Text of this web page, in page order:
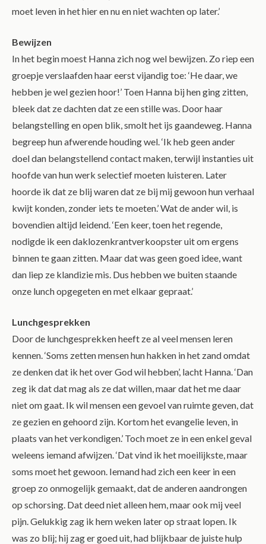
moet leven in het hier en nu en niet wachten op later.’
Bewijzen
In het begin moest Hanna zich nog wel bewijzen. Zo riep een
groepje verslaafden haar eerst vijandig toe: ‘He daar, we
hebben je wel gezien hoor!’ Toen Hanna bij hen ging zitten,
bleek dat ze dachten dat ze een stille was. Door haar
belangstelling en open blik, smolt het ijs gaandeweg. Hanna
begreep hun afwerende houding wel. ‘Ik heb geen ander
doel dan belangstellend contact maken, terwijl instanties uit
hoofde van hun werk selectief moeten luisteren. Later
hoorde ik dat ze blij waren dat ze bij mij gewoon hun verhaal
kwijt konden, zonder iets te moeten.’ Wat de ander wil, is
bovendien altijd leidend. ‘Een keer, toen het regende,
nodigde ik een daklozenkrantverkoopster uit om ergens
binnen te gaan zitten. Maar dat was geen goed idee, want
dan liep ze klandizie mis. Dus hebben we buiten staande
onze lunch opgegeten en met elkaar gepraat.’
Lunchgesprekken
Door de lunchgesprekken heeft ze al veel mensen leren
kennen. ‘Soms zetten mensen hun hakken in het zand omdat
ze denken dat ik het over God wil hebben’, lacht Hanna. ‘Dan
zeg ik dat dat mag als ze dat willen, maar dat het me daar
niet om gaat. Ik wil mensen een gevoel van ruimte geven, dat
ze gezien en gehoord zijn. Kortom het evangelie leven, in
plaats van het verkondigen.’ Toch moet ze in een enkel geval
weleens iemand afwijzen. ‘Dat vind ik het moeilijkste, maar
soms moet het gewoon. Iemand had zich een keer in een
groep zo onmogelijk gemaakt, dat de anderen aandrongen
op schorsing. Dat deed niet alleen hem, maar ook mij veel
pijn. Gelukkig zag ik hem weken later op straat lopen. Ik
was zo blij; hij zag er goed uit, had blijkbaar de juiste hulp